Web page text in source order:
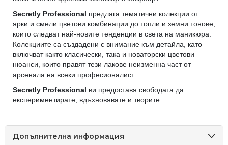
Secretly Professional предлага тематични колекции от
ярки и смели цветови комбинации до топли и земни тонове,
които следват най-новите тенденции в света на маникюра.
Колекциите са създадени с внимание към детайла, като
включват както класически, така и новаторски цветови
нюанси, които правят тези лакове неизменна част от
арсенала на всеки професионалист.
Secretly Professional ви предоставя свободата да
експериментирате, вдъхновявате и творите.
Допълнителна информация